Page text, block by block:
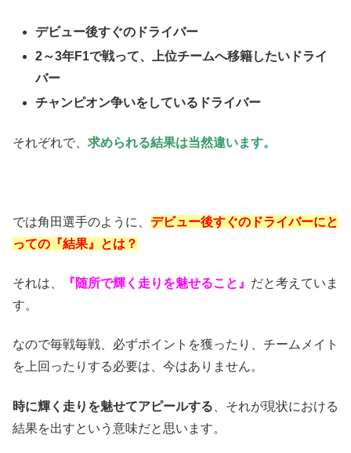
デビュー後すぐのドライバー
2～3年F1で戦って、上位チームへ移籍したいドライ
バー
チャンピオン争いをしているドライバー
それぞれで、 求められる結果は当然違います。
では角田選手のように、 デビュー後すぐのドライバーにと
っての『結果』とは？
それは、 『随所で輝く走りを魅せること』 だと考えていま
す。
なので毎戦毎戦、必ずポイントを獲ったり、チームメイト
を上回ったりする必要は、今はありません。
時に輝く走りを魅せてアピールする 、それが現状における
結果を出すという意味だと思います。